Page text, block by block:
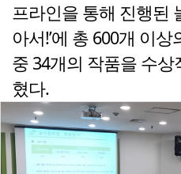
프라인을 통해 진행된
아서!’에 총 600개 이
중 34개의 작품을 수
혔다.